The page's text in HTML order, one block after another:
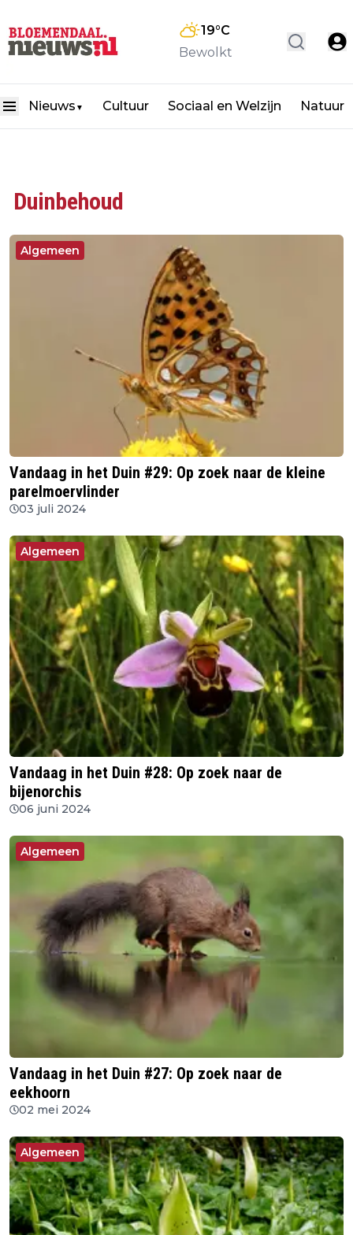
19°C
Bewolkt
Nieuws ▼ Cultuur Sociaal en Welzijn Natuur
Duinbehoud
Algemeen
Vandaag in het Duin #29: Op zoek naar de kleine
parelmoervlinder
03 juli 2024
Algemeen
Vandaag in het Duin #28: Op zoek naar de
bijenorchis
06 juni 2024
Algemeen
Vandaag in het Duin #27: Op zoek naar de
eekhoorn
02 mei 2024
Algemeen